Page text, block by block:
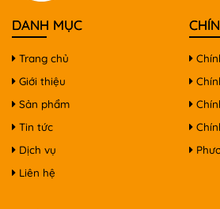
DANH MỤC
Trang chủ
Giới thiệu
Sản phẩm
Tin tức
Dịch vụ
Liên hệ